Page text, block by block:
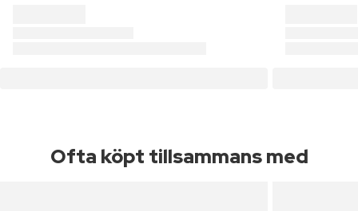
Ofta köpt tillsammans med